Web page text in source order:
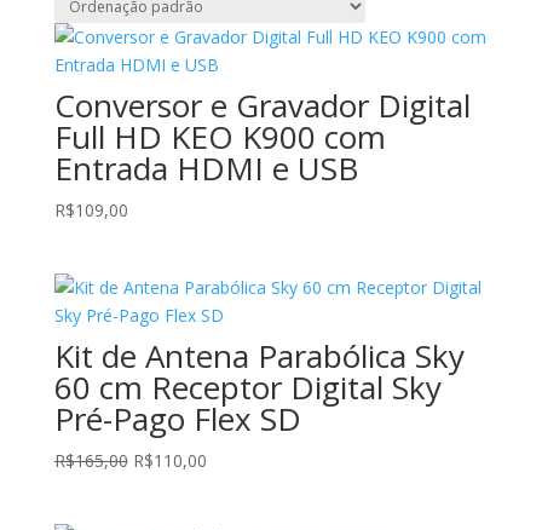
Conversor e Gravador Digital
Full HD KEO K900 com
Entrada HDMI e USB
R$109,00
Kit de Antena Parabólica Sky
60 cm Receptor Digital Sky
Pré-Pago Flex SD
R$165,00 O
R$110,00O